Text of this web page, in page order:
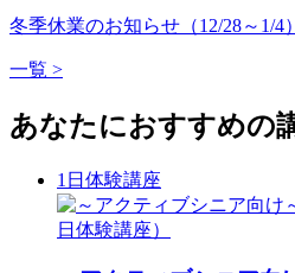
冬季休業のお知らせ（12/28～1/4）
一覧 >
あなたにおすすめの
1日体験講座